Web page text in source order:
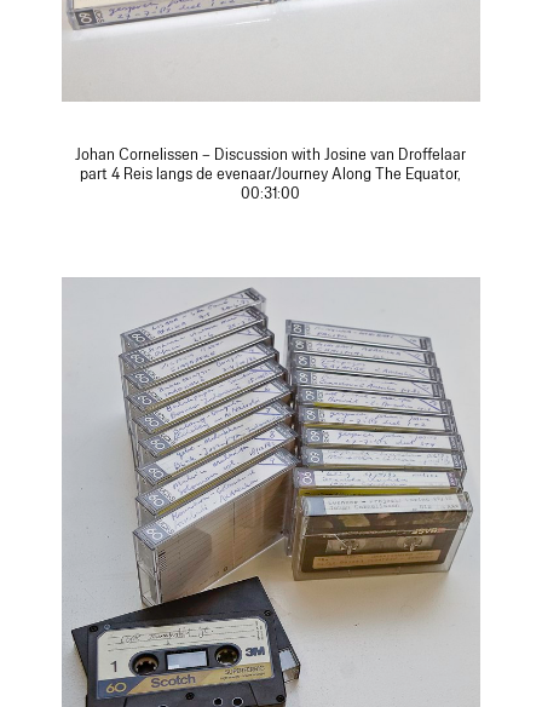
Johan Cornelissen – Discussion with Josine van Droffelaar
part 4 Reis langs de evenaar/Journey Along The Equator,
00:31:00